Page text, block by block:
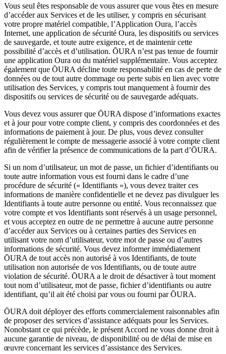
Vous seul êtes responsable de vous assurer que vous êtes en mesure
d’accéder aux Services et de les utiliser, y compris en sécurisant
votre propre matériel compatible, l’Application Oura, l’accès
Internet, une application de sécurité Oura, les dispositifs ou services
de sauvegarde, et toute autre exigence, et de maintenir cette
possibilité d’accès et d’utilisation. ŌURA n’est pas tenue de fournir
une application Oura ou du matériel supplémentaire. Vous acceptez
également que ŌURA décline toute responsabilité en cas de perte de
données ou de tout autre dommage ou perte subis en lien avec votre
utilisation des Services, y compris tout manquement à fournir des
dispositifs ou services de sécurité ou de sauvegarde adéquats.
Vous devez vous assurer que ŌURA dispose d’informations exactes
et à jour pour votre compte client, y compris des coordonnées et des
informations de paiement à jour. De plus, vous devez consulter
régulièrement le compte de messagerie associé à votre compte client
afin de vérifier la présence de communications de la part d’ŌURA.
Si un nom d’utilisateur, un mot de passe, un fichier d’identifiants ou
toute autre information vous est fourni dans le cadre d’une
procédure de sécurité (« Identifiants »), vous devez traiter ces
informations de manière confidentielle et ne devez pas divulguer les
Identifiants à toute autre personne ou entité. Vous reconnaissez que
votre compte et vos Identifiants sont réservés à un usage personnel,
et vous acceptez en outre de ne permettre à aucune autre personne
d’accéder aux Services ou à certaines parties des Services en
utilisant votre nom d’utilisateur, votre mot de passe ou d’autres
informations de sécurité. Vous devez informer immédiatement
ŌURA de tout accès non autorisé à vos Identifiants, de toute
utilisation non autorisée de vos Identifiants, ou de toute autre
violation de sécurité. ŌURA a le droit de désactiver à tout moment
tout nom d’utilisateur, mot de passe, fichier d’identifiants ou autre
identifiant, qu’il ait été choisi par vous ou fourni par ŌURA.
ŌURA doit déployer des efforts commercialement raisonnables afin
de proposer des services d’assistance adéquats pour les Services.
Nonobstant ce qui précède, le présent Accord ne vous donne droit à
aucune garantie de niveau, de disponibilité ou de délai de mise en
œuvre concernant les services d’assistance des Services.